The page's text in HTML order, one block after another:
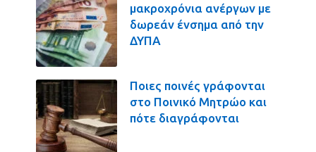
μακροχρόνια ανέργων με
δωρεάν ένσημα από την
ΔΥΠΑ
Ποιες ποινές γράφονται
στο Ποινικό Μητρώο και
πότε διαγράφονται